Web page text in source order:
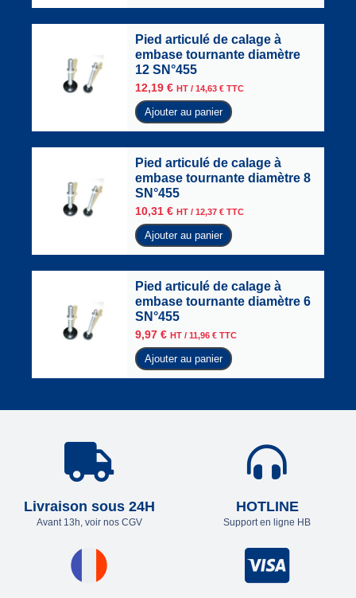
Pied articulé de calage à
embase tournante diamètre
12 SN°455
12,19 € HT / 14,63 € TTC
Ajouter au panier
Pied articulé de calage à
embase tournante diamètre 8
SN°455
10,31 € HT / 12,37 € TTC
Ajouter au panier
Pied articulé de calage à
embase tournante diamètre 6
SN°455
9,97 € HT / 11,96 € TTC
Ajouter au panier
Livraison sous 24H
Avant 13h, voir nos CGV
HOTLINE
Support en ligne HB